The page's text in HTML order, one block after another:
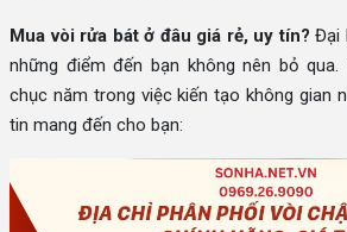
Mua vòi rửa bát ở đâu giá rẻ, uy tín? Đại
những điểm đến bạn không nên bỏ qua.
chục năm trong việc kiến tạo không gian
tin mang đến cho bạn: